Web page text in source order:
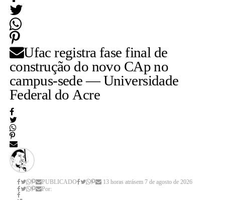
Ufac registra fase final de
construção do novo CAp no
campus-sede — Universidade
Federal do Acre
PUBLICADO 13 horas atrásem 7 de agosto de 2026
Por: